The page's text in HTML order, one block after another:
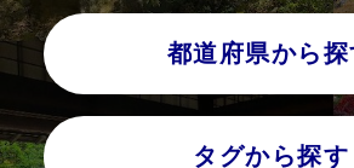
都道府県から探
タグから探す